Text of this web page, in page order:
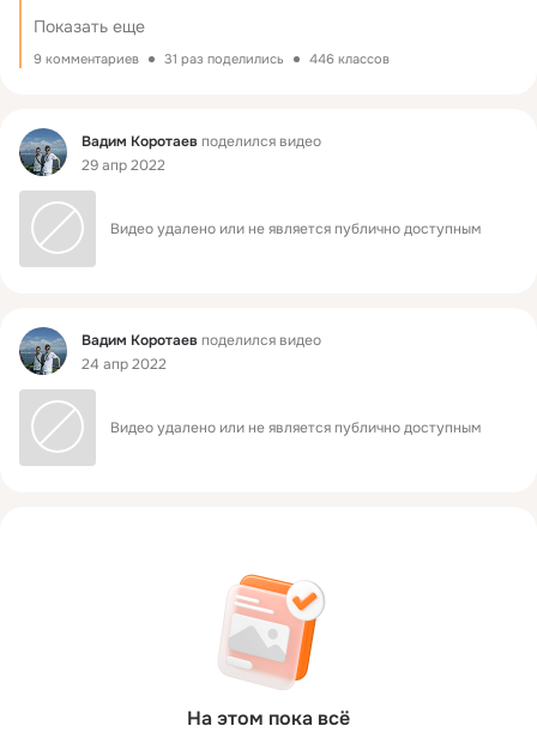
Показать еще
9 комментариев 31 раз поделились 446 классов
Фид Вадим Коротаев поделился видео
29 апр 2022
Видео удалено или не является публично доступным
Фид Вадим Коротаев поделился видео
24 апр 2022
Видео удалено или не является публично доступным
На этом пока всё